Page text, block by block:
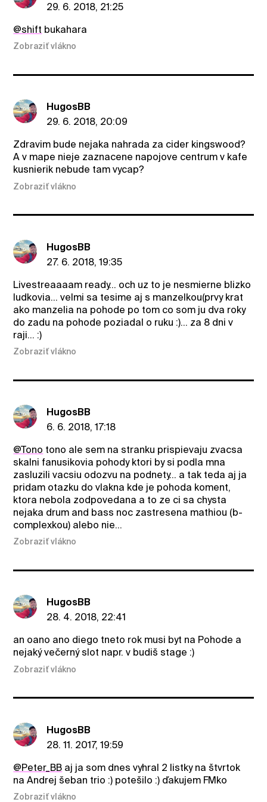
29. 6. 2018, 21:25
@shift bukahara
Zobraziť vlákno
HugosBB
29. 6. 2018, 20:09
Zdravim bude nejaka nahrada za cider kingswood?
A v mape nieje zaznacene napojove centrum v kafe
kusnierik nebude tam vycap?
Zobraziť vlákno
HugosBB
27. 6. 2018, 19:35
Livestreaaaam ready... och uz to je nesmierne blizko
ludkovia... velmi sa tesime aj s manzelkou(prvy krat
ako manzelia na pohode po tom co som ju dva roky
do zadu na pohode poziadal o ruku :)... za 8 dni v
raji... :)
Zobraziť vlákno
HugosBB
6. 6. 2018, 17:18
@Tono tono ale sem na stranku prispievaju zvacsa
skalni fanusikovia pohody ktori by si podla mna
zasluzili vacsiu odozvu na podnety... a tak teda aj ja
pridam otazku do vlakna kde je pohoda koment,
ktora nebola zodpovedana a to ze ci sa chysta
nejaka drum and bass noc zastresena mathiou (b-
complexkou) alebo nie...
Zobraziť vlákno
HugosBB
28. 4. 2018, 22:41
an oano ano diego tneto rok musi byt na Pohode a
nejaký večerný slot napr. v budiš stage :)
Zobraziť vlákno
HugosBB
28. 11. 2017, 19:59
@Peter_BB aj ja som dnes vyhral 2 listky na štvrtok
na Andrej šeban trio :) potešilo :) ďakujem FMko
Zobraziť vlákno